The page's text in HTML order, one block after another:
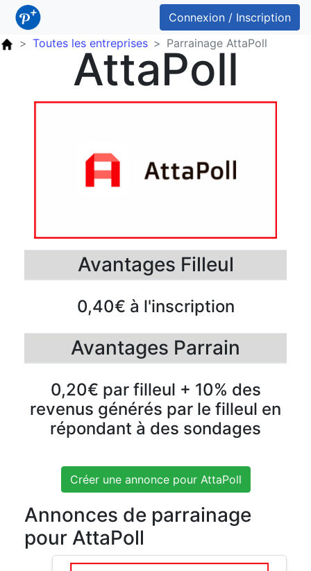
Connexion / Inscription
Toutes les entreprises
Parrainage AttaPoll
AttaPoll
Avantages Filleul
0,40€ à l'inscription
Avantages Parrain
0,20€ par filleul + 10% des
revenus générés par le filleul en
répondant à des sondages
Créer une annonce pour AttaPoll
Annonces de parrainage
pour AttaPoll